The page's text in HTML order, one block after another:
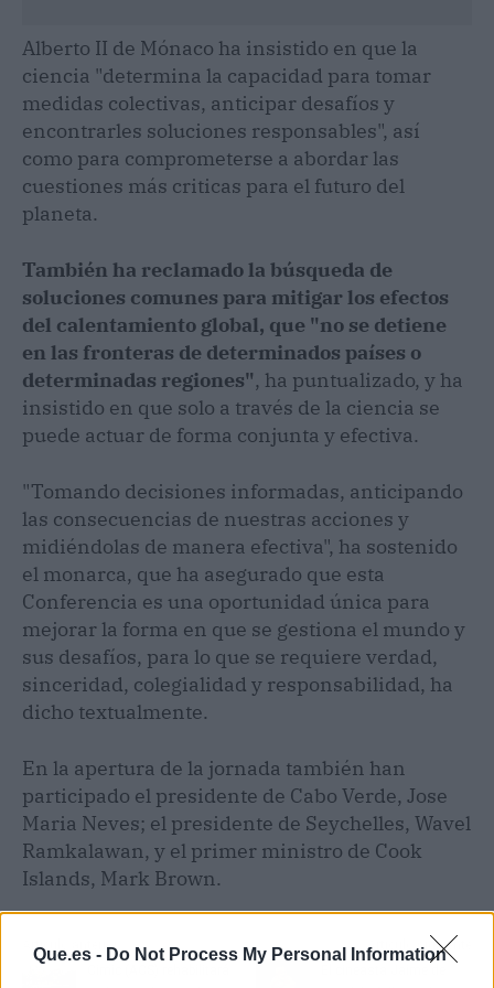
Que.es - Do Not Process My Personal Information
Alberto II de Mónaco ha insistido en que la
ciencia "determina la capacidad para tomar
medidas colectivas, anticipar desafíos y
encontrarles soluciones responsables", así
como para comprometerse a abordar las
cuestiones más criticas para el futuro del
planeta.
También ha reclamado la búsqueda de
soluciones comunes para mitigar los efectos
del calentamiento global, que "no se detiene
en las fronteras de determinados países o
determinadas regiones", ha puntualizado, y ha
insistido en que solo a través de la ciencia se
puede actuar de forma conjunta y efectiva.
"Tomando decisiones informadas, anticipando
las consecuencias de nuestras acciones y
midiéndolas de manera efectiva", ha sostenido
el monarca, que ha asegurado que esta
Conferencia es una oportunidad única para
mejorar la forma en que se gestiona el mundo y
sus desafíos, para lo que se requiere verdad,
sinceridad, colegialidad y responsabilidad, ha
dicho textualmente.
En la apertura de la jornada también han
participado el presidente de Cabo Verde, Jose
Maria Neves; el presidente de Seychelles, Wavel
Ramkalawan, y el primer ministro de Cook
Islands, Mark Brown.
Artículo anterior
Artículo siguiente